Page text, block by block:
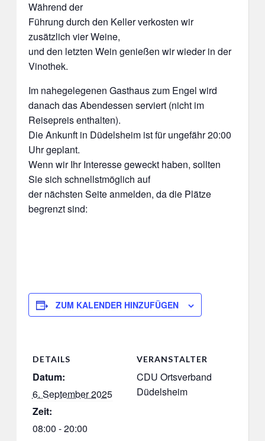
Während der
Führung durch den Keller verkosten wir
zusätzlich vier Weine,
und den letzten Wein genießen wir wieder in der
Vinothek.
Im nahegelegenen Gasthaus zum Engel wird
danach das Abendessen serviert (nicht im
Reisepreis enthalten).
Die Ankunft in Düdelsheim ist für ungefähr 20:00
Uhr geplant.
Wenn wir Ihr Interesse geweckt haben, sollten
Sie sich schnellstmöglich auf
der nächsten Seite anmelden, da die Plätze
begrenzt sind:
ZUM KALENDER HINZUFÜGEN
DETAILS
Datum:
6. September 2025
Zeit:
08:00 - 20:00
VERANSTALTER
CDU Ortsverband
Düdelsheim